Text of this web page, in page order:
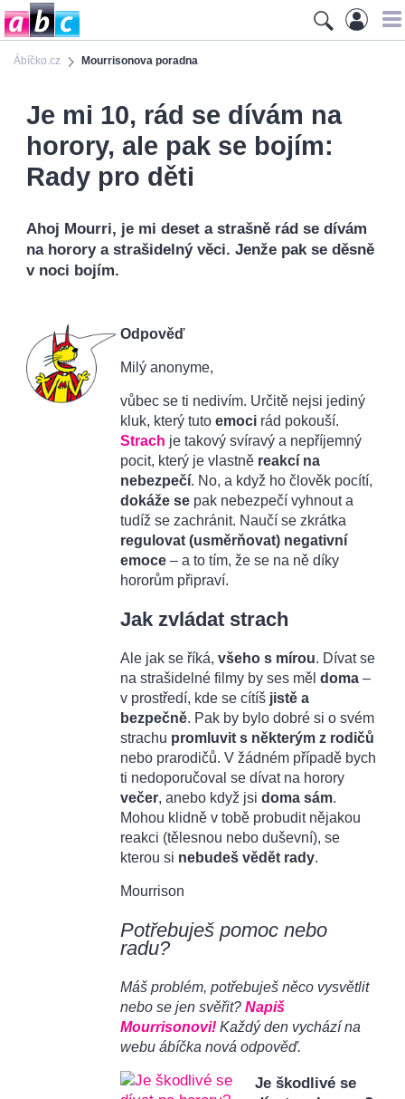
Ábíčko.cz Mourrisonova poradna
Je mi 10, rád se dívám na
horory, ale pak se bojím:
Rady pro děti
Ahoj Mourri, je mi deset a strašně rád se dívám
na horory a strašidelný věci. Jenže pak se děsně
v noci bojím.
Odpověď
Milý anonyme,
vůbec se ti nedivím. Určitě nejsi jediný
kluk, který tuto emoci rád pokouší.
Strach je takový svíravý a nepříjemný
pocit, který je vlastně reakcí na
nebezpečí. No, a když ho člověk pocítí,
dokáže se pak nebezpečí vyhnout a
tudíž se zachránit. Naučí se zkrátka
regulovat (usměrňovat) negativní
emoce – a to tím, že se na ně díky
hororům připraví.
Jak zvládat strach
Ale jak se říká, všeho s mírou. Dívat se
na strašidelné filmy by ses měl doma –
v prostředí, kde se cítíš jistě a
bezpečně. Pak by bylo dobré si o svém
strachu promluvit s některým z rodičů
nebo prarodičů. V žádném případě bych
ti nedoporučoval se dívat na horory
večer, anebo když jsi doma sám.
Mohou klidně v tobě probudit nějakou
reakci (tělesnou nebo duševní), se
kterou si nebudeš vědět rady.
Mourrison
Potřebuješ pomoc nebo
radu?
Máš problém, potřebuješ něco vysvětlit
nebo se jen svěřit? Napiš
Mourrisonovi! Každý den vychází na
webu ábíčka nová odpověď.
Je škodlivé se